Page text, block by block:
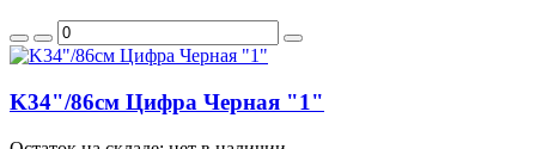
K34"/86см Цифра Черная "1"